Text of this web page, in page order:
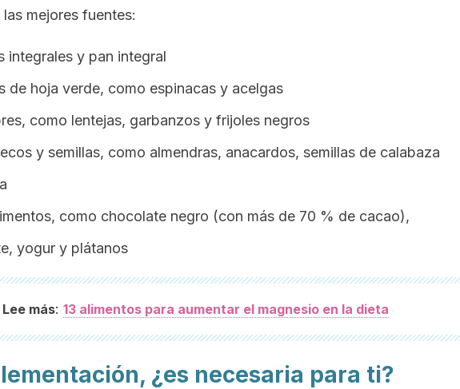
mejores fuentes:
integrales y pan integral
de hoja verde, como espinacas y acelgas
como lentejas, garbanzos y frijoles negros
y semillas, como almendras, anacardos, semillas de calabaza
como chocolate negro (con más de 70 % de cacao),
yogur y plátanos
Lee más: 13 alimentos para aumentar el magnesio en la dieta
¿es necesaria para ti?